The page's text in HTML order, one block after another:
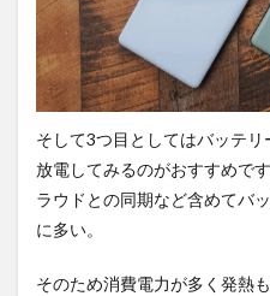
そして3つ目としてはバッテ
放電してみるのがおすすめで
ラウドとの同期など含めてバ
に多い。
そのため消費電力が多く発熱